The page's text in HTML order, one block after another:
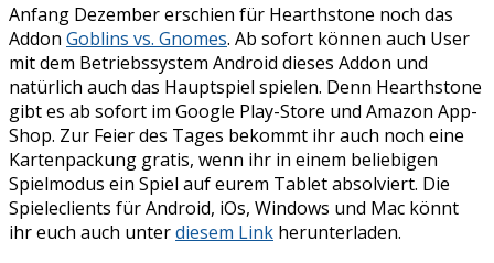
Anfang Dezember erschien für Hearthstone noch das
Addon Goblins vs. Gnomes. Ab sofort können auch User
mit dem Betriebssystem Android dieses Addon und
natürlich auch das Hauptspiel spielen. Denn Hearthstone
gibt es ab sofort im Google Play-Store und Amazon App-
Shop. Zur Feier des Tages bekommt ihr auch noch eine
Kartenpackung gratis, wenn ihr in einem beliebigen
Spielmodus ein Spiel auf eurem Tablet absolviert. Die
Spieleclients für Android, iOs, Windows und Mac könnt
ihr euch auch unterdiesem Link herunterladen.